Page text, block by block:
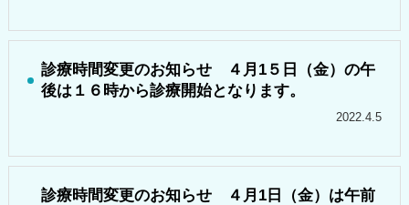
診療時間変更のお知らせ ４月1５日（金）の午
後は１６時から診療開始となります。
2022.4.5
診療時間変更のお知らせ ４月1日（金）は午前